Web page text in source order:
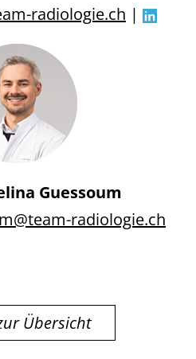
radiologie.ch |
Guessoum
radiologie.ch
Übersicht